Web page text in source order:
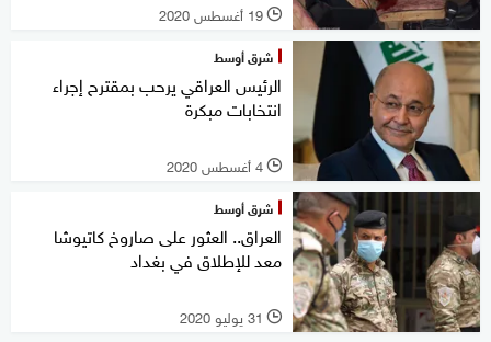
l 19 أغسطس 2020
شرق أوسط
الرئيس العراقي يرحب بمقترح إجراء
انتخابات مبكرة
l 4 أغسطس 2020
شرق أوسط
العراق.. العثور على صاروخ كاتيوشا
معد للإطلاق في بغداد
l 31 يوليو 2020